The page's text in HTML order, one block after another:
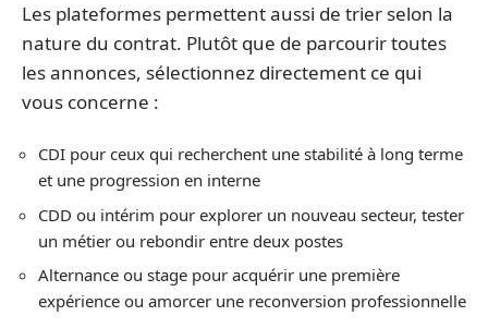
Les plateformes permettent aussi de trier selon la
nature du contrat. Plutôt que de parcourir toutes
les annonces, sélectionnez directement ce qui
vous concerne :
CDI pour ceux qui recherchent une stabilité à long terme
et une progression en interne
CDD ou intérim pour explorer un nouveau secteur, tester
un métier ou rebondir entre deux postes
Alternance ou stage pour acquérir une première
expérience ou amorcer une reconversion professionnelle